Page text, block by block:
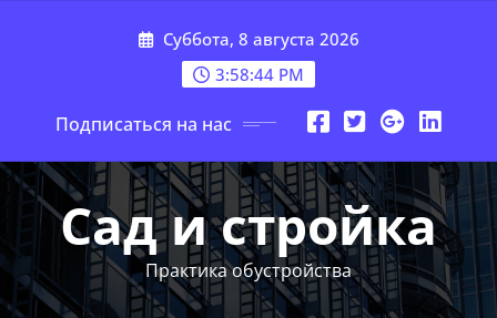
Суббота, 8 августа 2026
3:58:46 PM
Подписаться на нас
Сад и стройка
Практика обустройства